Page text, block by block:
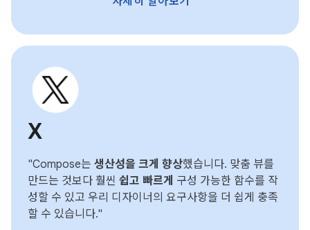
X
"Compose는 생산성을 크게 향상했습니다. 맞춤 뷰를
만드는 것보다 훨씬 쉽고 빠르게 구성 가능한 함수를 작
성할 수 있고 우리 디자이너의 요구사항을 더 쉽게 충족
할 수 있습니다."